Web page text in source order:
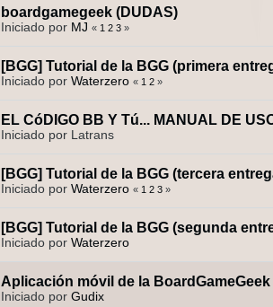
boardgamegeek (DUDAS)
Iniciado por MJ « 1 2 3 »
[BGG] Tutorial de la BGG (primera
Iniciado por Waterzero « 1 2 »
EL CóDIGO BB Y Tú... MANUAL DE
Iniciado por Latrans
[BGG] Tutorial de la BGG (tercera
Iniciado por Waterzero « 1 2 3 »
[BGG] Tutorial de la BGG (segunda
Iniciado por Waterzero
Aplicación móvil de la BoardGameGeek
Iniciado por Gudix